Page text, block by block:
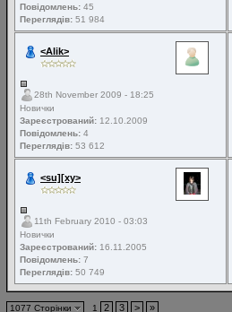
Повідомлень: 45
Переглядів: 51 984
<Alik>
28th November 2009 - 18:25
Новички
Зареєстрований: 12.10.2009
Повідомлень: 4
Переглядів: 53 612
<su][xy>
11th February 2010 - 03:03
Новички
Зареєстрований: 16.11.2005
Повідомлень: 7
Переглядів: 50 749
1077 Сторінки 1 2 3 > »